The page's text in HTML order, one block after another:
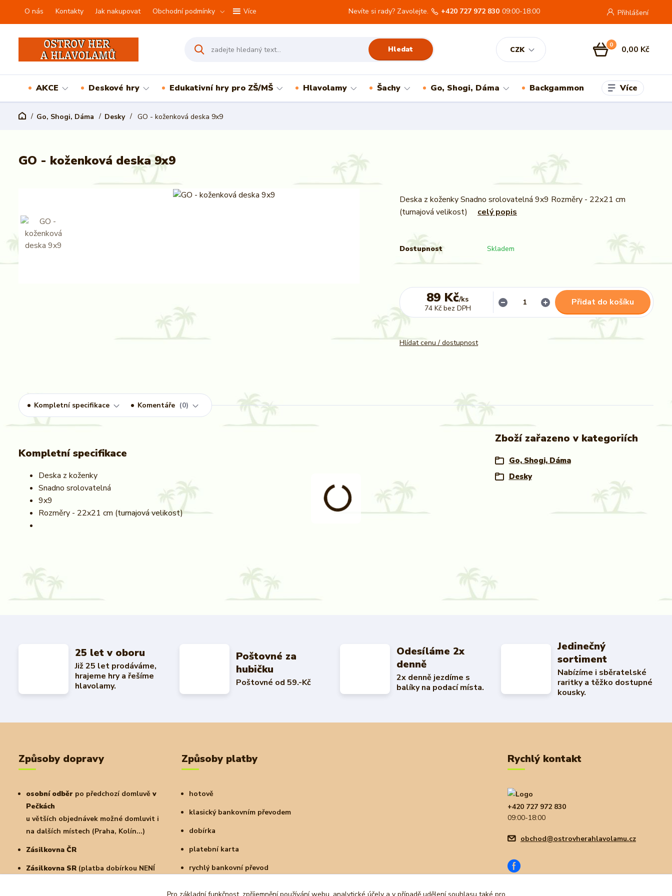
O nás Kontakty Jak nakupovat Obchodní podmínky Více
CZK
Přihlášení
Hledat
Nevíte si rady? Zavolejte. +420 727 972 830 09:00-18:00
0 0,00 Kč
AKCE Deskové hry Edukativní hry pro ZŠ/MŠ Hlavolamy Šachy Go, Shogi, Dáma Backgammon Více
Go, Shogi, Dáma Desky GO - koženková deska 9x9
GO - koženková deska 9x9
Deska z koženky Snadno srolovatelná 9x9 Rozměry - 22x21 cm
(turnajová velikost) celý popis
Dostupnost Skladem
89 Kč/ks
74 Kč bez DPH
Přidat do košíku
Hlídat cenu / dostupnost
Kompletní specifikace Komentáře 0
Kompletní specifikace
Deska z koženky
Snadno srolovatelná
9x9
Rozměry - 22x21 cm (turnajová velikost)
Zboží zařazeno v kategoriích
Go, Shogi, Dáma
Desky
25 let v oboru
Již 25 let prodáváme,
hrajeme hry a řešíme
hlavolamy.
Poštovné za
hubičku
Poštovné od 59.-Kč
Odesíláme 2x
denně
2x denně jezdíme s
balíky na podací místa.
Jedinečný
sortiment
Nabízíme i sběratelské
raritky a těžko dostupné
kousky.
Způsoby dopravy
osobní odběr po předchozí domluvě v
Pečkách
u větších objednávek možné domluvit i
na dalších místech (Praha, Kolín...)
Zásilkovna ČR
Zásilkovna SR (platba dobírkou NENÍ
Způsoby platby
hotově
klasický bankovním převodem
dobírka
platební karta
rychlý bankovní převod
Rychlý kontakt
+420 727 972 830
09:00-18:00
obchod@ostrovherahlavolamu.cz